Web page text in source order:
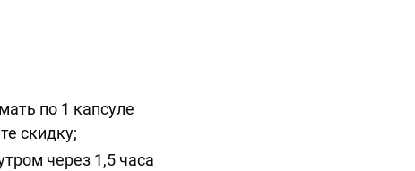
по 1 капсуле
скидку;
через 1,5 часа